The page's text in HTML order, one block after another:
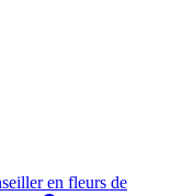
en fleurs de